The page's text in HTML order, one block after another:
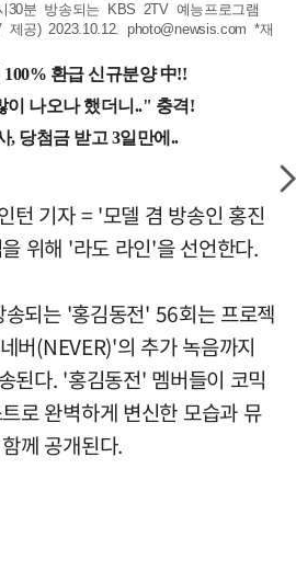
30분 방송되는 KBS 2TV 예능프로그램
공) 2023.10.12. photo@newsis.com *재
턴 기자 = '모델 겸 방송인 홍진
위해 '라도 라인'을 선언한다.
되는 '홍김동전' 56회는 프로젝
버(NEVER)'의 추가 녹음까지
된다. '홍김동전' 멤버들이 코믹
로 완벽하게 변신한 모습과 뮤
께 공개된다.